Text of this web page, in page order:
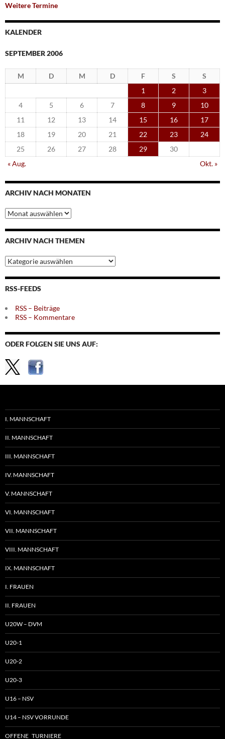
Weitere Termine
KALENDER
SEPTEMBER 2006
M D M D F S
S
1
2
3
4
5 6 7 8 9
10
11
12 13 14 15 16
17
18
19 20 21 22 23
24
25
26 27 28 29
30
« Aug.
Okt. »
ARCHIV NACH MONATEN
Archiv
nach
Monaten
ARCHIV NACH THEMEN
Archiv
nach
Themen
RSS-FEEDS
RSS – Beiträge
RSS – Kommentare
ODER FOLGEN SIE UNS AUF:
I. MANNSCHAFT
II. MANNSCHAFT
III. MANNSCHAFT
IV. MANNSCHAFT
V. MANNSCHAFT
VI. MANNSCHAFT
VII. MANNSCHAFT
VIII. MANNSCHAFT
IX. MANNSCHAFT
I. FRAUEN
II. FRAUEN
U20W – DVM
U20-1
U20-2
U20-3
U16 – NSV
U14 – NSV VORRUNDE
OFFENE TURNIERE